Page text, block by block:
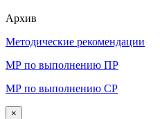
Архив
Методические рекомендации
МР по выполнению ПР
МР по выполнению СР
×